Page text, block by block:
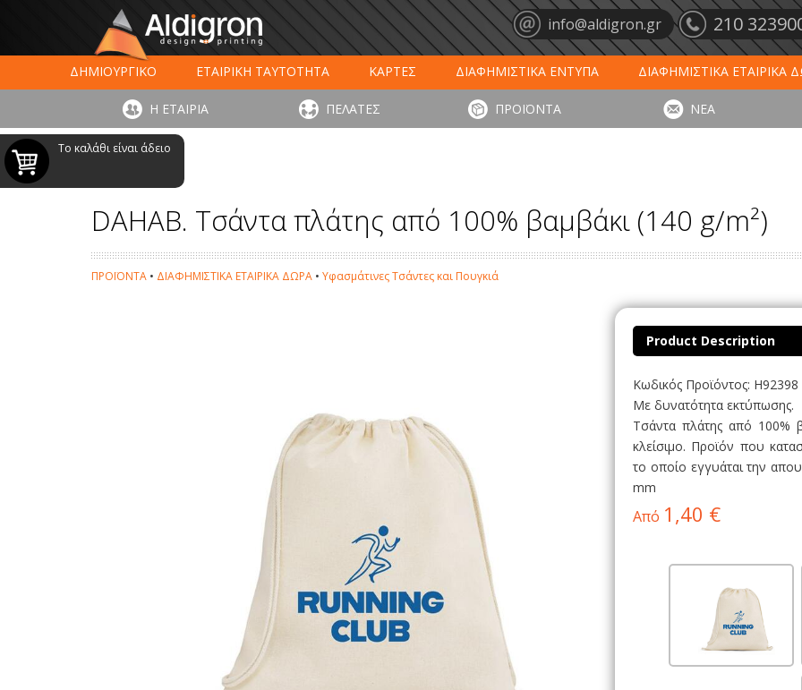
info@aldigron.gr 210
ΔΗΜΙΟΥΡΓΙΚΟ ΕΤΑΙΡΙΚΗ ΤΑΥΤΟΤΗΤΑ ΚΑΡΤΕΣ ΔΙΑΦΗΜΙΣΤΙΚΑ ΕΝΤΥΠΑ
ΔΙΑΦΗΜΙΣΤΙΚΑ ΕΤΑΙΡΙΚΑ
ΕΚΤΥΠΩΣΗ ΣΥΣΚΕΥΑΣΙΑΣ
LARGE FORMAT ΕΚΤΥΠΩΣΕΙΣ ΞΕΝΟΔΟΧΕΙΑ - ΕΣΤΙΑΣΗ ΤΑΠΕΤΑ ΕΙΣΟΔΟΥ
Η ΕΤΑΙΡΙΑ ΠΕΛΑΤΕΣ ΠΡΟΪΟΝΤΑ ΝΕΑ
Το καλάθι είναι άδειο
DAHAB. Τσάντα πλάτης από 100% βαμβάκι (140 g/m²)
ΠΡΟΪΟΝΤΑ • ΔΙΑΦΗΜΙΣΤΙΚΑ ΕΤΑΙΡΙΚΑ ΔΩΡΑ • Υφασμάτινες Τσάντες και Πουγκιά
Product Description
Κωδικός Προϊόντος: H92398
Με δυνατότητα εκτύπωσης.
Τσάντα πλάτης από 100%
κλείσιμο. Προϊόν που
το οποίο εγγυάται την
mm
Από 1,40 €